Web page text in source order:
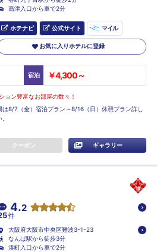
高津入口から車で2分
ホテナビ 公式サイト マイル
お気に入りホテルに登録
宿泊 ￥4,300～
ョン豊富なお部屋の数々！
8/7（金）宿泊プラン～8/16（日）休憩プラン詳し
クーポン ギャラリー
4.2
件
大阪府大阪市中央区難波3-1-23
なんば駅から徒歩3分
湊町入口から車で2分